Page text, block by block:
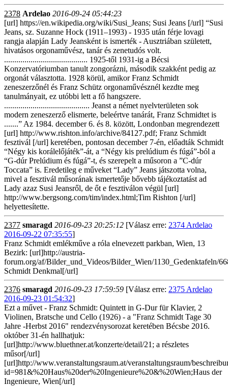
2378 Ardelao 2016-09-24 05:44:23
[url] https://en.wikipedia.org/wiki/Susi_Jeans; Susi Jeans [/url] “Susi
Jeans, sz. Suzanne Hock (1911–1993) - 1935 után férje lovagi
rangja alapján Lady Jeansként is ismerték - Ausztriában született,
hivatásos orgonaművész, tanár és zenetudós volt.
......................................... 1925-től 1931-ig a Bécsi
Konzervatóriumban tanult zongorázni, második szakként pedig az
orgonát választotta. 1928 körül, amikor Franz Schmidt
zeneszerzőnél és Franz Schütz orgonaművésznél kezdte meg
tanulmányait, ez utóbbi lett a fő hangszere.
.......................................... Jeanst a német nyelvterületen sok
modern zeneszerző elismerte, beleértve tanárát, Franz Schmidtet is
.......” Az 1984. december 6. és 8. között, Londonban megrendezett
[url] http://www.rishton.info/archive/84127.pdf; Franz Schmidt
fesztivál [/url] keretében, pontosan december 7-én, előadták Schmidt
“Négy kis korálelőjáték”-át, a “Négy kis prelúdium és fúgá”-ból a
“G-dúr Prelúdium és fúgá”-t, és szerepelt a műsoron a ”C-dúr
Toccata” is. Eredetileg e műveket “Lady” Jeans játszotta volna,
mivel a fesztivál műsorának ismertetője bővebb tájékoztatást ad
Lady azaz Susi Jeansről, de őt e fesztiválon végül [url]
http://www.bergsong.com/tim/index.html;Tim Rishton [/url]
helyettesítette.
2377 smaragd 2016-09-23 20:25:12 [Válasz erre: 2374 Ardelao
2016-09-22 07:35:55]
Franz Schmidt emlékműve a róla elnevezett parkban, Wien, 13
Bezirk: [url]http://austria-
forum.org/af/Bilder_und_Videos/Bilder_Wien/1130_Gedenktafeln/
Schmidt Denkmal[/url]
2376 smaragd 2016-09-23 17:59:59 [Válasz erre: 2375 Ardelao
2016-09-23 01:54:32]
Ezt a művet - Franz Schmidt: Quintett in G-Dur für Klavier, 2
Violinen, Bratsche und Cello (1926) - a "Franz Schmidt Tage 30
Jahre -Herbst 2016" rendezvénysorozat keretében Bécsbe 2016.
október 31-én hallhatjuk:
[url]http://www.bluethner.at/konzerte/detail/21; a részletes
műsor[/url]
[url]http://www.veranstaltungsraum.at/veranstaltungsraum/
id=981&%20Haus%20der%20Ingenieure%20&%20Wien;Haus der
Ingenieure, Wien[/url]